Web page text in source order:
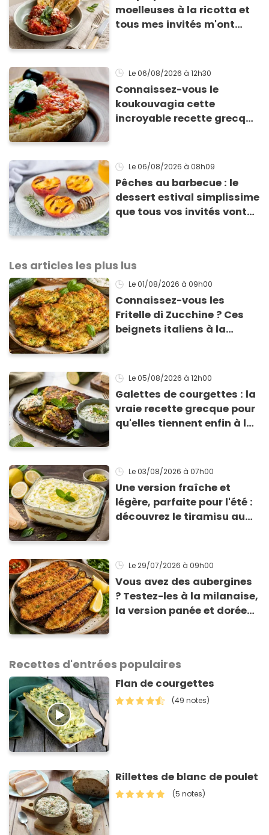
moelleuses à la ricotta et
tous mes invités m'ont
Le 06/08/2026 à 12h30
Connaissez-vous le
koukouvagia cette
incroyable recette grecque
Le 06/08/2026 à 08h09
Pêches au barbecue : le
dessert estival simplissime
que tous vos invités vont
Les articles les plus lus
Le 01/08/2026 à 09h00
Connaissez-vous les
Fritelle di Zucchine ? Ces
beignets italiens à la
Le 05/08/2026 à 12h00
Galettes de courgettes : la
vraie recette grecque pour
qu'elles tiennent enfin à la
Le 03/08/2026 à 07h00
Une version fraîche et
légère, parfaite pour l'été :
découvrez le tiramisu au
Le 29/07/2026 à 09h00
Vous avez des aubergines
? Testez-les à la milanaise,
la version panée et dorée
Recettes d'entrées populaires
Flan de courgettes
(49 notes)
Rillettes de blanc de poulet
(5 notes)